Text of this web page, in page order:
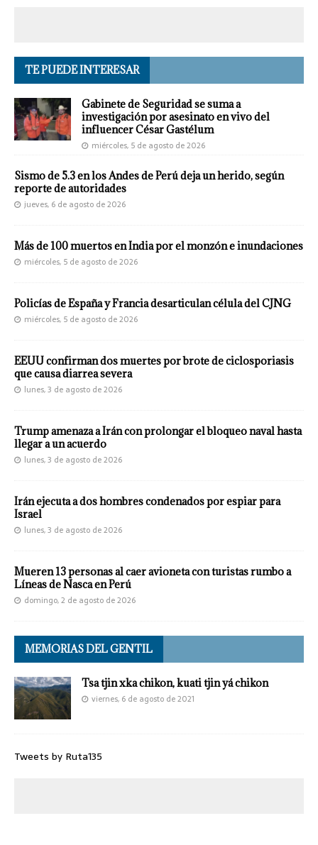
TE PUEDE INTERESAR
Gabinete de Seguridad se suma a
investigación por asesinato en vivo del
influencer César Gastélum
miércoles, 5 de agosto de 2026
Sismo de 5.3 en los Andes de Perú deja un herido, según
reporte de autoridades
jueves, 6 de agosto de 2026
Más de 100 muertos en India por el monzón e inundaciones
miércoles, 5 de agosto de 2026
Policías de España y Francia desarticulan célula del CJNG
miércoles, 5 de agosto de 2026
EEUU confirman dos muertes por brote de ciclosporiasis
que causa diarrea severa
lunes, 3 de agosto de 2026
Trump amenaza a Irán con prolongar el bloqueo naval hasta
llegar a un acuerdo
lunes, 3 de agosto de 2026
Irán ejecuta a dos hombres condenados por espiar para
Israel
lunes, 3 de agosto de 2026
Mueren 13 personas al caer avioneta con turistas rumbo a
Líneas de Nasca en Perú
domingo, 2 de agosto de 2026
MEMORIAS DEL GENTIL
Tsa tjin xka chikon, kuati tjin yá chikon
viernes, 6 de agosto de 2021
Tweets by Ruta135